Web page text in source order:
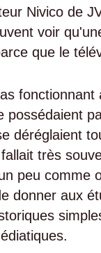
Nivico de
voir
que le
possédaient
déréglaient
très
peu comme
donner aux